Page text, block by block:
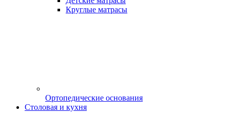
Круглые матрасы
Ортопедические основания
Столовая и кухня